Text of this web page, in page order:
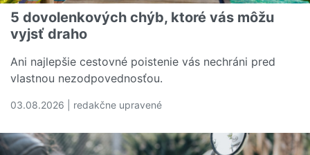
5 dovolenkových chýb, ktoré vás môžu
vyjsť draho
Ani najlepšie cestovné poistenie vás nechráni pred
vlastnou nezodpovednosťou.
03.08.2026 | redakčne upravené